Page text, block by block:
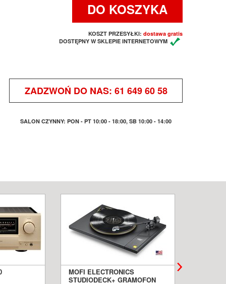
DO KOSZYKA
KOSZT PRZESYŁKI: dostawa gratis
DOSTĘPNY W SKLEPIE INTERNETOWYM
ZADZWOŃ DO NAS: 61 649 60 58
SALON CZYNNY: PON - PT 10:00 - 18:00, SB 10:00 - 14:00
MOFI ELECTRONICS
STUDIODECK+ GRAMOFON